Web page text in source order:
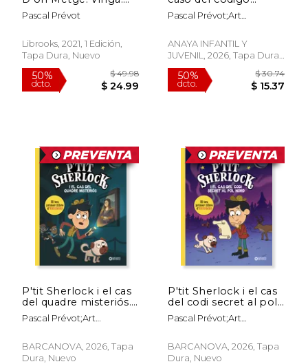
50%
dcto. $ 24.99
50%
dcto.
Els Teus Pacients
T'Esperen! (Imagina)
Pascal Prévot
Librooks, 2021, 1 Edición,
Tapa Dura, Nuevo
secreto en el Polo
Norte. Tu primer
Pascal Prévot;Art
Carrero
ANAYA INFANTIL Y
JUVENIL, 2026, Tapa Dura,
Nuevo
P'tit Sherlock i el cas
del quadre misteriós.
El teu primer llibre
d'enigmes (en Català,)
Pascal Prévot;Art
Pujadó
BARCANOVA, 2026, Tapa
Dura, Nuevo
P'tit Sherlock i el cas
del codi secret al pol
Nord. El teu primer
llibre d'enigmes (en
Pascal Prévot;Art
Pujadó
BARCANOVA, 2026, Tapa
Dura, Nuevo